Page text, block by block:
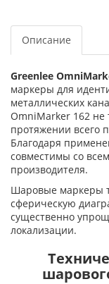
Описание
Greenlee
маркеры для
металлических
OmniMarker 162 не
протяжении всего
Благодаря
совместимы со
производителя.
Шаровые маркеры
сферическую
существенно
локализации.